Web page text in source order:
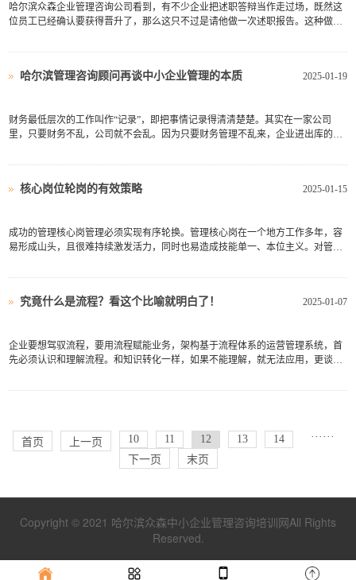
哈尔滨众森企业管理咨询公司看到，有不少企业把述职答辩当作走过场，既然这
位员工已经确认要获得晋升了，那么这只不过是请他做一次述职报告。这种做法
时候，考察的点和任职资格对不上，或者抓不住述职的重点，评委不知道该如何
2025-01-19
哈尔滨管理咨询顾问再谈中小企业管理的本质
财务最低层次的工作叫作“记录”，即把事情记录得清清楚楚。其实在一家公司
里，只要财务不乱，公司就不会乱。因为只要财务管理不乱来，企业进出库的发
作再高一个层次被称作“财务预测”，也就是帮助决策者预测下一步的经营活动会
2025-01-15
核心岗位轮岗的有效策略
成功的管理核心岗管理必须实现有序轮换。管理核心岗在一个地方工作多年，容
易形成山头，且很难持续激发活力，同时也易造成技能单一、本位主义。对管理
心岗最多三个任期，到期必须轮换，有利于管理核心岗积累工作经验，形成全局
2025-01-07
究竟什么是流程？看这个比喻就明白了！
企业要想驾驭流程，要用流程赋能业务，架构基于流程体系的运营管理系统，首
先必须认识和理解流程。和知识转化一样，如果不能理解，就无法应用，更谈不
之前，首先要厘清两个概念——业务和流程。业务一词，在《现代汉语词典》中
首页 上一页 ···
10 11 12 13 14
···
下一页
末页
Copyright © 2021 哈尔滨众森中小企业管理咨询培训网All Rights
Reserved.